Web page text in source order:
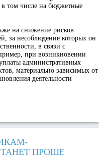
том числе на бюджетные
на снижение рисков
за несоблюдение которых он
в связи с
при возникновении
административных
материально зависимых от
деятельности
ПРОЩЕ